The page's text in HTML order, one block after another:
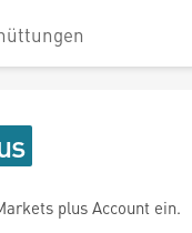
plus Account ein.